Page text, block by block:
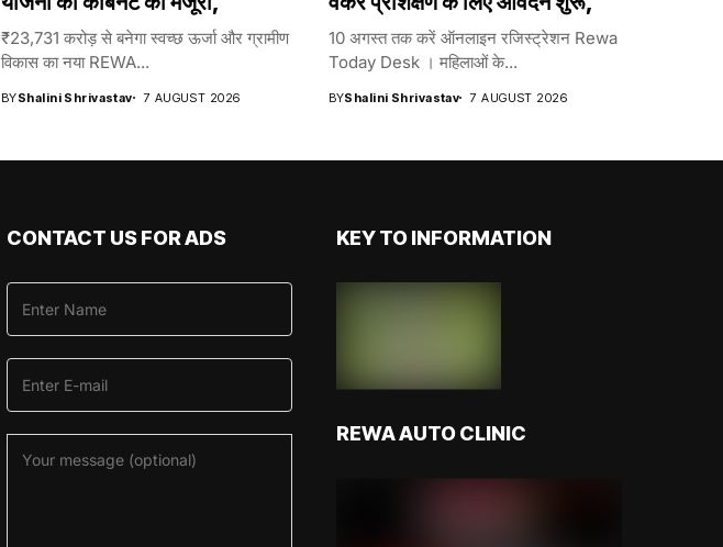
₹23,731 करोड़ से बनेगा स्वच्छ ऊर्जा और ग्रामीण
विकास का नया REWA...
BYShalini Shrivastav 7 AUGUST 2026
10 अगस्त तक करें ऑनलाइन रजिस्ट्रेशन Rewa
Today Desk । महिलाओं के...
BYShalini Shrivastav 7 AUGUST 2026
CONTACT US FOR ADS KEY TO INFORMATION
REWA AUTO CLINIC